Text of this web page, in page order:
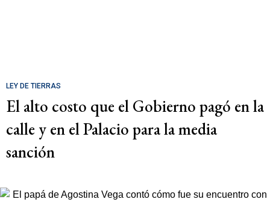
LEY DE TIERRAS
El alto costo que el Gobierno pagó en la
calle y en el Palacio para la media
sanción